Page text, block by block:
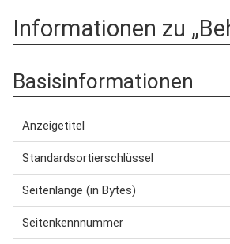
Informationen zu
Basisinformationen
Anzeigetitel
Standardsortierschlüssel
Seitenlänge (in Bytes)
Seitenkennnummer